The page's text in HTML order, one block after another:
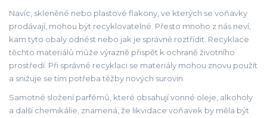
Navíc, skleněné nebo plastové flakony, ve kterých se voňavky
prodávají, mohou být recyklovatelné. Přesto mnoho z nás neví,
kam tyto obaly odnést nebo jak je správně roztřídit. Recyklace
těchto materiálů může výrazně přispět k ochraně životního
prostředí. Při správné recyklaci se materiály mohou znovu použít
a snižuje se tím potřeba těžby nových surovin.
Samotné složení parfémů, které obsahují vonné oleje, alkoholy
a další chemikálie, znamená, že likvidace voňavek by měla být